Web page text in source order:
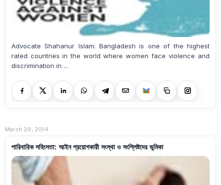
Advocate Shahanur Islam: Bangladesh is one of the highest
rated countries in the world where women face violence and
discrimination in ...
March 29, 2014
পারিবারিক সহিংসতা: আইন প্রয়োগকারী সংস্থা ও সংশ্লিষ্টদের ভূমিকা